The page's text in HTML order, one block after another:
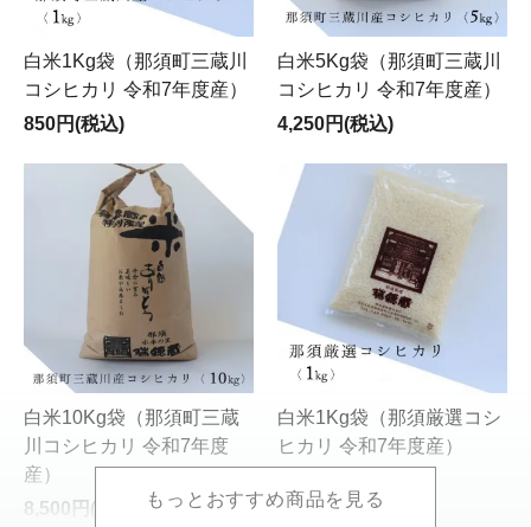
白米1Kg袋（那須町三蔵川
コシヒカリ 令和7年度産）
850円(税込)
白米5Kg袋（那須町三蔵川
コシヒカリ 令和7年度産）
4,250円(税込)
白米10Kg袋（那須町三蔵
川コシヒカリ 令和7年度
産）
8,500円(税込)
白米1Kg袋（那須厳選コシ
ヒカリ 令和7年度産）